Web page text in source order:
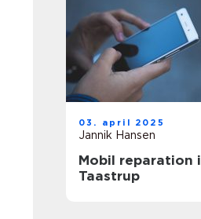
03. april 2025
Jannik Hansen
Mobil reparation i
Taastrup